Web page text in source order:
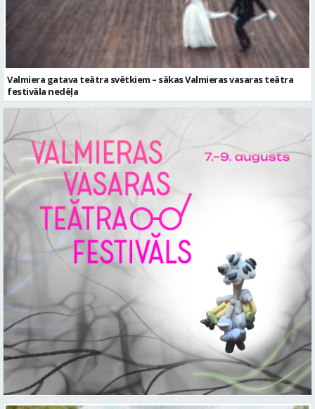
Valmiera gatava teātra svētkiem – sākas Valmieras vasaras teātra
festivāla nedēļa